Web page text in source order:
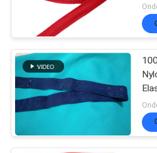
SITEMAP
PRIVACYBELEID
3D
TPU-badges